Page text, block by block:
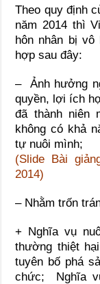
Theo quy định
năm 2014 thì
hôn nhân bị
hợp sau đây:
– Ảnh hưởng
quyền, lợi ích
đã thành niên
không có khả
tự nuôi mình;
(Slide Bài
2014)
– Nhằm trốn
+ Nghĩa vụ
thường thiệt
tuyên bố phá
chức; Nghĩa